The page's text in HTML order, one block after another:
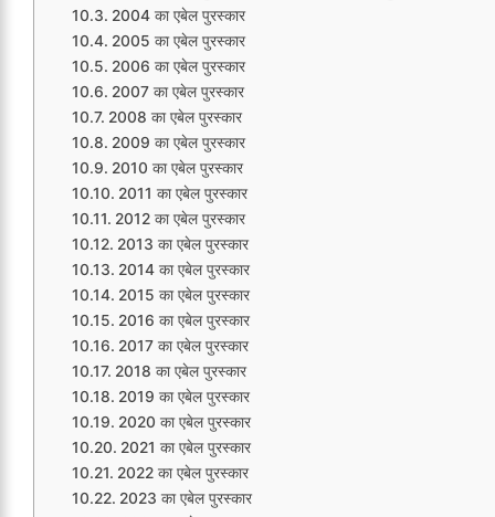
2004 का एबेल पुरस्कार
2005 का एबेल पुरस्कार
2006 का एबेल पुरस्कार
2007 का एबेल पुरस्कार
2008 का एबेल पुरस्कार
2009 का एबेल पुरस्कार
2010 का एबेल पुरस्कार
2011 का एबेल पुरस्कार
2012 का एबेल पुरस्कार
2013 का एबेल पुरस्कार
2014 का एबेल पुरस्कार
2015 का एबेल पुरस्कार
2016 का एबेल पुरस्कार
2017 का एबेल पुरस्कार
2018 का एबेल पुरस्कार
2019 का एबेल पुरस्कार
2020 का एबेल पुरस्कार
2021 का एबेल पुरस्कार
2022 का एबेल पुरस्कार
2023 का एबेल पुरस्कार